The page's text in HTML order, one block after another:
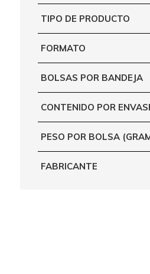
TIPO DE PRODUCTO
FORMATO
BOLSAS POR BANDEJA
CONTENIDO POR
PESO POR BOLSA
FABRICANTE